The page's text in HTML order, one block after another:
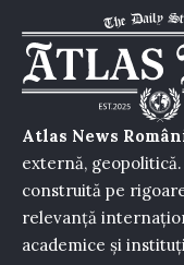
Atlas News
externă,
construită pe
relevanță
academice și